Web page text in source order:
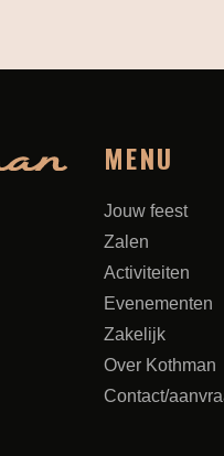
MENU
Jouw feest
Zalen
Activiteiten
Evenementen
Zakelijk
Over Kothman
Contact/